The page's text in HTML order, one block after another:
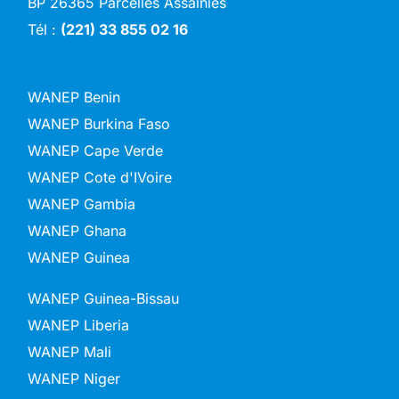
Tél : (221) 33 855 02 16
WANEP Benin
WANEP Burkina Faso
WANEP Cape Verde
WANEP Cote d'IVoire
WANEP Gambia
WANEP Ghana
WANEP Guinea
WANEP Guinea-Bissau
WANEP Liberia
WANEP Mali
WANEP Niger